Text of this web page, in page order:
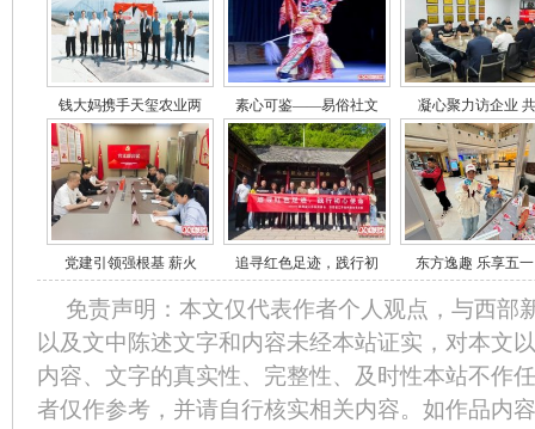
钱大妈携手天玺农业两 素心可鉴——易俗社文 凝心聚力访企业
党建引领强根基 薪火 追寻红色足迹，践行初 东方逸趣 乐享五
免责声明：本文仅代表作者个人观点，与西部
以及文中陈述文字和内容未经本站证实，对本文
内容、文字的真实性、完整性、及时性本站不作
者仅作参考，并请自行核实相关内容。如作品内